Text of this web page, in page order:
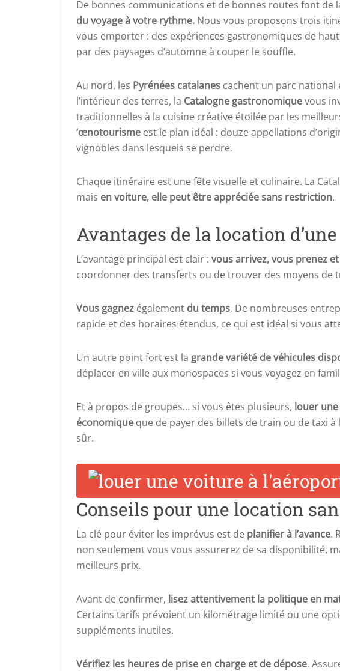
De bonnes communications et de bonnes routes font de
du voyage à votre rythme. Nous vous proposons trois
vous emporter : des expériences gastronomiques de
par des paysages d’automne à couper le souffle.
Au nord, les Pyrénées catalanes cachent un parc national
l’intérieur des terres, la Catalogne gastronomiquevous
traditionnelles à la cuisine créative étoilée par les
‘œnotourisme est le plan idéal : douze appellations
vignobles dans lesquels se perdre.
Chaque itinéraire est une fête visuelle et culinaire. La
mais en voiture, elle peut être appréciée sans restriction.
Avantages de la location
L’avantage principal est clair : vous arrivez, vous prenez
coordonner des transferts ou de trouver des moyens de
Vous gagnez également du temps. De nombreuses
rapide et des horaires étendus, ce qui est idéal si vous
Un autre point fort est la grande variété de véhicules
déplacer en ville aux monospaces si vous voyagez en
Et à propos de groupes… si vous êtes plusieurs, louer
économique que de payer des billets de train ou de taxi
sûr.
Conseils pour une location
La clé pour éviter les imprévus est de planifier à l’avance.
non seulement vous vous assurerez de sa disponibilité,
meilleurs prix.
Avant de confirmer, lisez attentivement la politique en
Certains tarifs prévoient un kilométrage limité ou une
suppléments inutiles.
Vérifiez les heures de prise en charge et de dépose.